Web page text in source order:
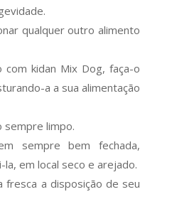
qualquer outro alimento
com kidan Mix Dog, faça-o
a a sua alimentação
sempre limpo.
sempre bem fechada,
em local seco e arejado.
fresca a disposição de seu